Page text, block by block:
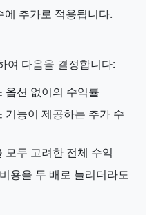
추가로 적용됩니다.
여 다음을 결정합니다:
옵션 없이의 수익률
기능이 제공하는 추가 수
모두 고려한 전체 수익
용을 두 배로 늘리더라도